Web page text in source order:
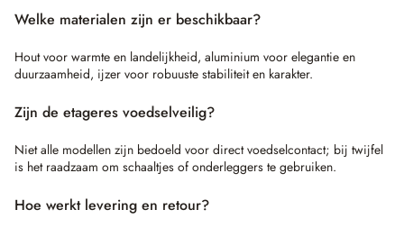
Welke materialen zijn er beschikbaar?
Hout voor warmte en landelijkheid, aluminium voor elegantie en
duurzaamheid, ijzer voor robuuste stabiliteit en karakter.
Zijn de etageres voedselveilig?
Niet alle modellen zijn bedoeld voor direct voedselcontact; bij twijfel
is het raadzaam om schaaltjes of onderleggers te gebruiken.
Hoe werkt levering en retour?